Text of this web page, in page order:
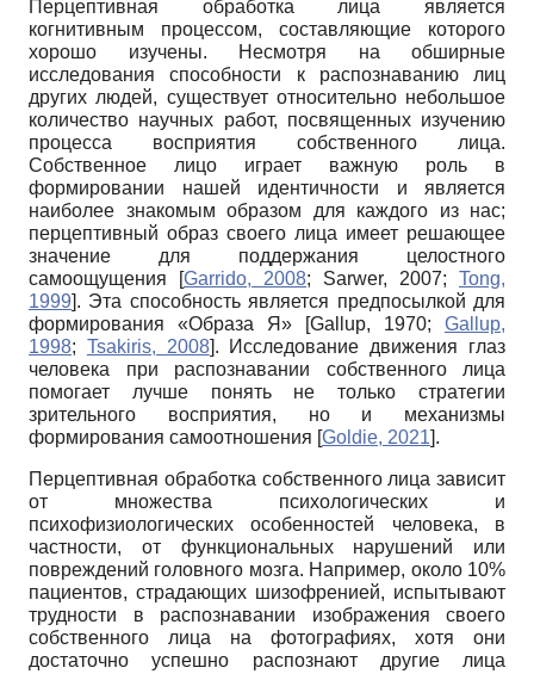
Перцептивная обработка лица является
когнитивным процессом, составляющие которого
хорошо изучены. Несмотря на обширные
исследования способности к распознаванию лиц
других людей, существует относительно небольшое
количество научных работ, посвященных изучению
процесса восприятия собственного лица.
Собственное лицо играет важную роль в
формировании нашей идентичности и является
наиболее знакомым образом для каждого из нас;
перцептивный образ своего лица имеет решающее
значение для поддержания целостного
самоощущения
[Garrido, 2008; Sarwer, 2007; Tong,
1999]. Эта способность является предпосылкой для
формирования «Образа Я»
[Gallup, 1970; Gallup,
1998; Tsakiris, 2008]. Исследование движения глаз
человека при распознавании собственного лица
помогает лучше понять не только стратегии
зрительного восприятия, но и механизмы
формирования самоотношения [Goldie, 2021].
Перцептивная обработка собственного лица зависит
от множества психологических и
психофизиологических особенностей человека, в
частности, от функциональных нарушений или
повреждений головного мозга. Например, около 10%
пациентов, страдающих шизофренией, испытывают
трудности в распознавании изображения своего
собственного лица на фотографиях, хотя они
достаточно успешно распознают другие лица